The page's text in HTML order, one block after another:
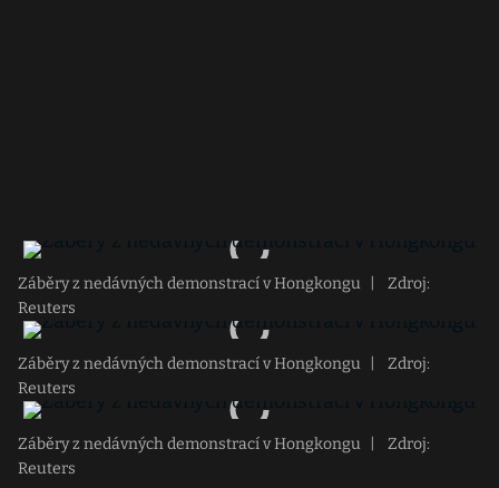
Záběry z nedávných demonstrací v Hongkongu
Zdroj:
Reuters
Záběry z nedávných demonstrací v Hongkongu
Zdroj:
Reuters
Záběry z nedávných demonstrací v Hongkongu
Zdroj:
Reuters